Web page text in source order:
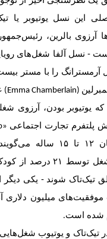
این نسل یوتیوبر یا
آرزوی بالرین،
- نسل آلفا شغل‌های
آرمسترانگ را با مستر
(Emma Chamberlain)
یوتیوبر بودن، آرزوی
پلتفرم تجارت اجتماعی «Whop»
۱۲ تا ۱۵
ساله
شغل توسط ۲۱ درصد از
تیک‌تاک شوند - یکی دیگر
میلیون دلاری
شده است.
تیک‌تاک و یوتیوب